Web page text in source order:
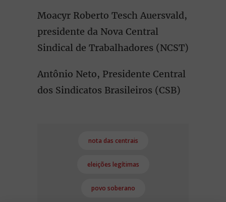
Moacyr Roberto Tesch Auersvald,
presidente da Nova Central
Sindical de Trabalhadores (NCST)
Antônio Neto, Presidente Central
dos Sindicatos Brasileiros (CSB)
nota das centrais
eleições legítimas
povo soberano